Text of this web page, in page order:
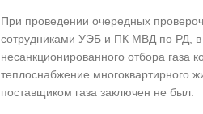
При проведении очередных
сотрудниками УЭБ и ПК МВД по РД,
несанкционированного отбора газа
теплоснабжение многоквартирного
поставщиком газа заключен не был.